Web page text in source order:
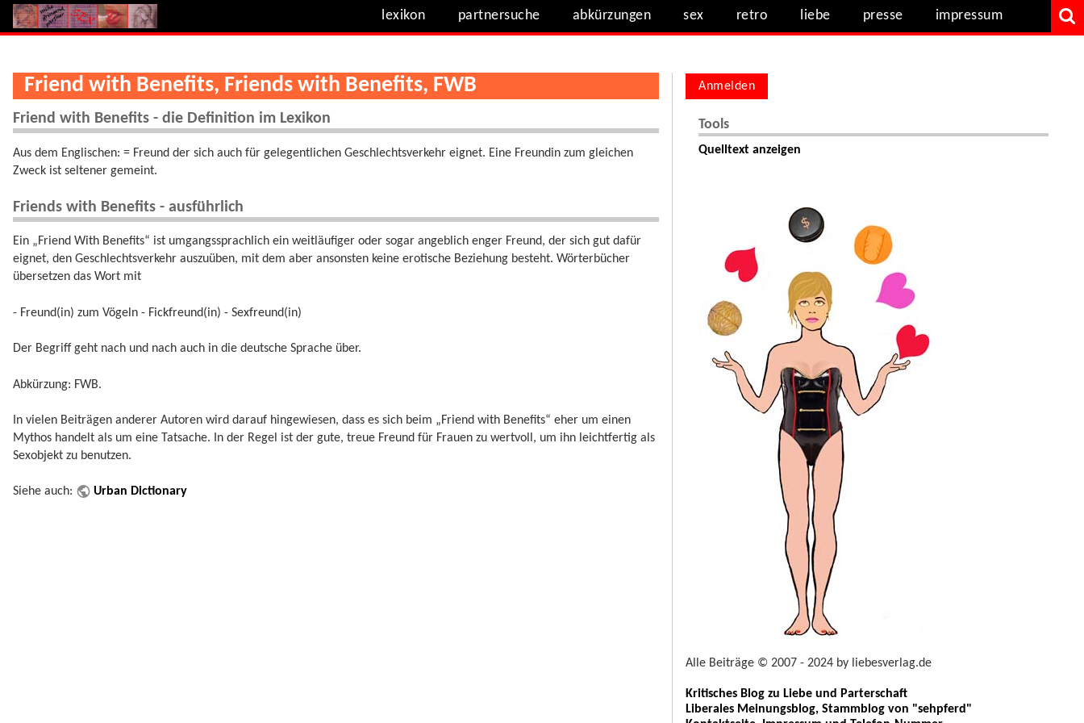
lexikon partnersuche abkürzungen sex retro liebe presse impressum
Friend with Benefits, Friends with Benefits, FWB
Friend with Benefits - die Definition im Lexikon
Aus dem Englischen: = Freund der sich auch für gelegentlichen Geschlechtsverkehr eignet. Eine Freundin zum gleichen
Zweck ist seltener gemeint.
Friends with Benefits - ausführlich
Ein „Friend With Benefits“ ist umgangssprachlich ein weitläufiger oder sogar angeblich enger Freund, der sich gut dafür
eignet, den Geschlechtsverkehr auszuüben, mit dem aber ansonsten keine erotische Beziehung besteht. Wörterbücher
übersetzen das Wort mit
- Freund(in) zum Vögeln - Fickfreund(in) - Sexfreund(in)
Der Begriff geht nach und nach auch in die deutsche Sprache über.
Abkürzung: FWB.
In vielen Beiträgen anderer Autoren wird darauf hingewiesen, dass es sich beim „Friend with Benefits“ eher um einen
Mythos handelt als um eine Tatsache. In der Regel ist der gute, treue Freund für Frauen zu wertvoll, um ihn leichtfertig als
Sexobjekt zu benutzen.
Siehe auch: Urban Dictionary
Anmelden
Tools
Quelltext anzeigen
Alle Beiträge © 2007 - 2024 by liebesverlag.de
Kritisches Blog zu Liebe und Parterschaft
Liberales Meinungsblog, Stammblog von "sehpferd"